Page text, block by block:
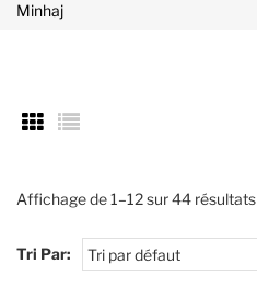
Minhaj
Affichage de 1–12 sur 44 résultats
Tri Par: